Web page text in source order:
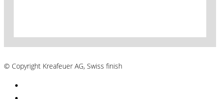
© Copyright Kreafeuer AG, Swiss finish